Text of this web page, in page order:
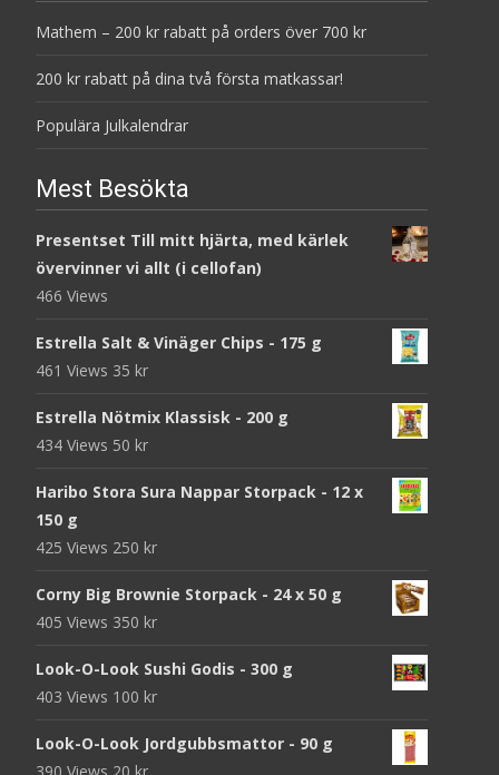
Mathem – 200 kr rabatt på orders över 700 kr
200 kr rabatt på dina två första matkassar!
Populära Julkalendrar
Mest Besökta
Presentset Till mitt hjärta, med kärlek
övervinner vi allt (i cellofan)
466 Views
Estrella Salt & Vinäger Chips - 175 g
461 Views 35 kr
Estrella Nötmix Klassisk - 200 g
434 Views 50 kr
Haribo Stora Sura Nappar Storpack - 12 x
150 g
425 Views 250 kr
Corny Big Brownie Storpack - 24 x 50 g
405 Views 350 kr
Look-O-Look Sushi Godis - 300 g
403 Views 100 kr
Look-O-Look Jordgubbsmattor - 90 g